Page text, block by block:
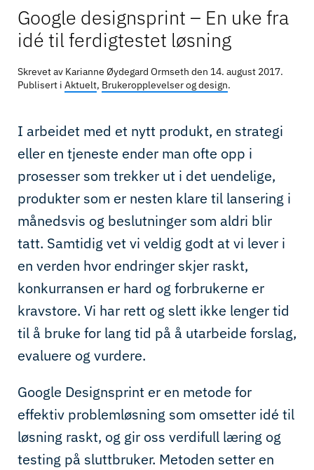
Google designsprint – En uke fra
idé til ferdigtestet løsning
Skrevet av Karianne Øydegard Ormseth den 14. august 2017.
Publisert i Aktuelt, Brukeropplevelser og design.
I arbeidet med et nytt produkt, en strategi
eller en tjeneste ender man ofte opp i
prosesser som trekker ut i det uendelige,
produkter som er nesten klare til lansering i
månedsvis og beslutninger som aldri blir
tatt. Samtidig vet vi veldig godt at vi lever i
en verden hvor endringer skjer raskt,
konkurransen er hard og forbrukerne er
kravstore. Vi har rett og slett ikke lenger tid
til å bruke for lang tid på å utarbeide forslag,
evaluere og vurdere.
Google Designsprint er en metode for
effektiv problemløsning som omsetter idé til
løsning raskt, og gir oss verdifull læring og
testing på sluttbruker. Metoden setter en